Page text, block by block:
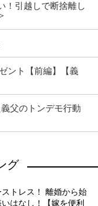
！引越しで断捨離し
ント【前編】【義
父のトンデモ行動
グ
トレス！ 離婚から始
はなし！【嫁を便利